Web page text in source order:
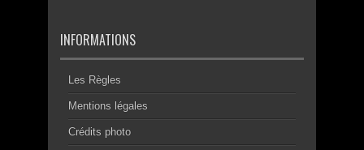
INFORMATIONS
Les Règles
Mentions légales
Crédits photo